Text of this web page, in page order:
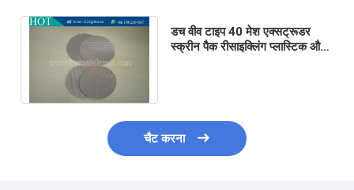
डच वीव टाइप 40 मेश एक्सट्रूडर
स्क्रीन पैक रीसाइक्लिंग प्लास्टिक और
चैट करना